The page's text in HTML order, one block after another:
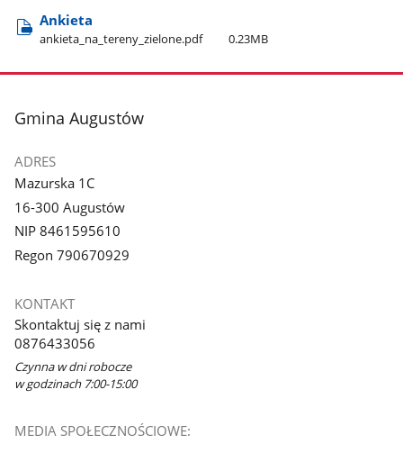
Ankieta
ankieta​_na​_tereny​_zielone.pdf 0.23MB
stopka
Gmina Augustów
ADRES
Mazurska 1C
16-300 Augustów
NIP 8461595610
Regon 790670929
KONTAKT
Skontaktuj się z nami
0876433056
Czynna w dni robocze
w godzinach 7:00-15:00
MEDIA SPOŁECZNOŚCIOWE: